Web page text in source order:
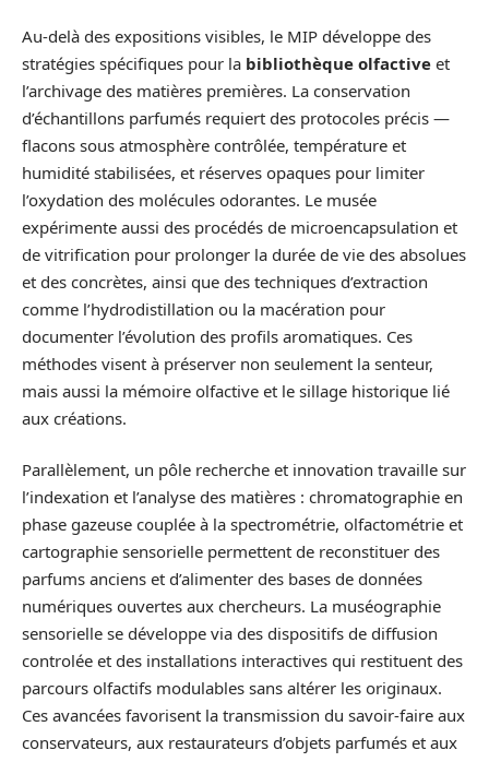
Au-delà des expositions visibles, le MIP développe des
stratégies spécifiques pour la bibliothèque olfactive et
l’archivage des matières premières. La conservation
d’échantillons parfumés requiert des protocoles précis —
flacons sous atmosphère contrôlée, température et
humidité stabilisées, et réserves opaques pour limiter
l’oxydation des molécules odorantes. Le musée
expérimente aussi des procédés de microencapsulation et
de vitrification pour prolonger la durée de vie des absolues
et des concrètes, ainsi que des techniques d’extraction
comme l’hydrodistillation ou la macération pour
documenter l’évolution des profils aromatiques. Ces
méthodes visent à préserver non seulement la senteur,
mais aussi la mémoire olfactive et le sillage historique lié
aux créations.
Parallèlement, un pôle recherche et innovation travaille sur
l’indexation et l’analyse des matières : chromatographie en
phase gazeuse couplée à la spectrométrie, olfactométrie et
cartographie sensorielle permettent de reconstituer des
parfums anciens et d’alimenter des bases de données
numériques ouvertes aux chercheurs. La muséographie
sensorielle se développe via des dispositifs de diffusion
controlée et des installations interactives qui restituent des
parcours olfactifs modulables sans altérer les originaux.
Ces avancées favorisent la transmission du savoir-faire aux
conservateurs, aux restaurateurs d’objets parfumés et aux